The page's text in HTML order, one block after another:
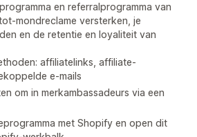
en referralprogramma van
mondreclame versterken, je
en de retentie en loyaliteit van
affiliatelinks, affiliate-
e-mails
om in merkambassadeurs via een
met Shopify en open dit